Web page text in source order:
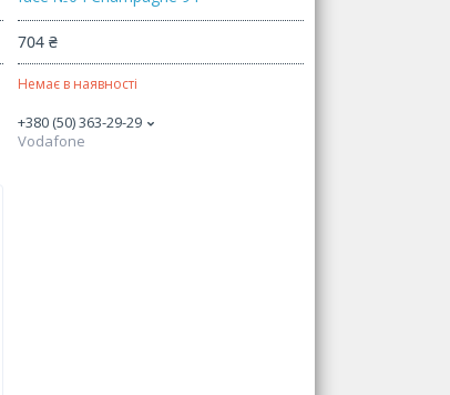
704 ₴
Немає в наявності
+380 (50) 363-29-29
Vodafone